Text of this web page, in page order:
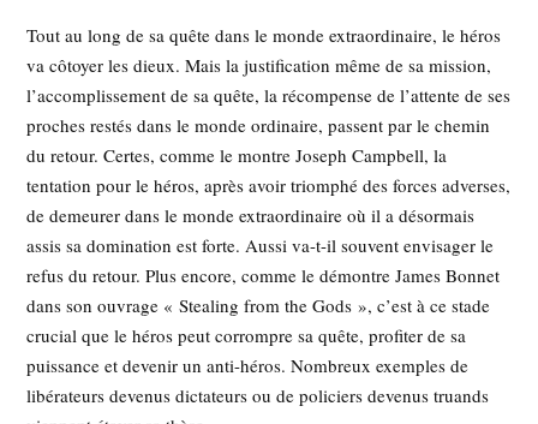
Tout au long de sa quête dans le monde extraordinaire, le héros
va côtoyer les dieux. Mais la justification même de sa mission,
l’accomplissement de sa quête, la récompense de l’attente de ses
proches restés dans le monde ordinaire, passent par le chemin
du retour. Certes, comme le montre Joseph Campbell, la
tentation pour le héros, après avoir triomphé des forces adverses,
de demeurer dans le monde extraordinaire où il a désormais
assis sa domination est forte. Aussi va-t-il souvent envisager le
refus du retour. Plus encore, comme le démontre James Bonnet
dans son ouvrage « Stealing from the Gods », c’est à ce stade
crucial que le héros peut corrompre sa quête, profiter de sa
puissance et devenir un anti-héros. Nombreux exemples de
libérateurs devenus dictateurs ou de policiers devenus truands